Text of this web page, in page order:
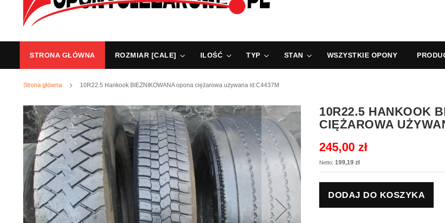
STRONA GŁÓWNA ROZMIAR [CALE] ILOŚĆ TYP STAN WSZYSTKIE OPONY
Strona główna 10R22.5 Hankook BIEŻNIKOWANA opona ciężarowa używana id:C4437M
Przejdź
na
koniec
galerii
10R22.5 HANKOOK
CIĘŻAROWA
245,00 zł
199,19 zł
DODAJ DO KOSZYKA